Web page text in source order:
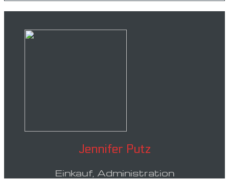
Jennifer Putz
Einkauf, Administration